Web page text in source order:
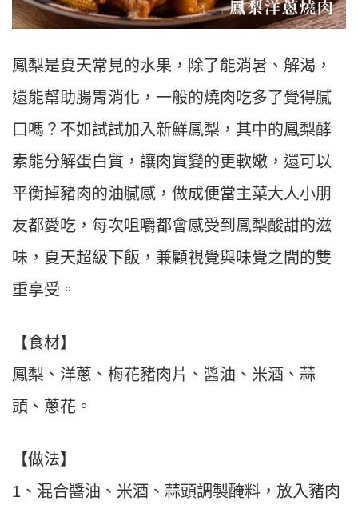
鳳梨是夏天常見的水果，除了能消暑、解渴，
還能幫助腸胃消化，一般的燒肉吃多了覺得膩
口嗎？不如試試加入新鮮鳳梨，其中的鳳梨酵
素能分解蛋白質，讓肉質變的更軟嫩，還可以
平衡掉豬肉的油膩感，做成便當主菜大人小朋
友都愛吃，每次咀嚼都會感受到鳳梨酸甜的滋
味，夏天超級下飯，兼顧視覺與味覺之間的雙
重享受。
【食材】
鳳梨、洋蔥、梅花豬肉片、醬油、米酒、蒜
頭、蔥花。
【做法】
1、混合醬油、米酒、蒜頭調製醃料，放入豬肉